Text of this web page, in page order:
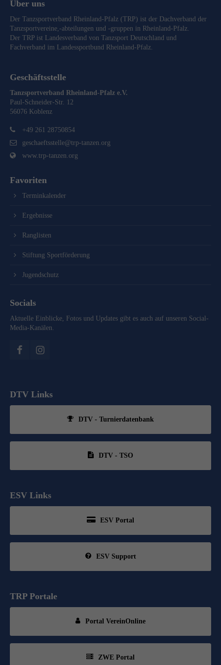
Über uns
Der Tanzsportverband Rheinland-Pfalz (TRP) ist der Dachverband der
Tanzsportvereine,-abteilungen und -gruppen in Rheinland-Pfalz.
Der TRP ist Landesverband von Tanzsport Deutschland und
Fachverband im Landessportbund Rheinland-Pfalz.
Geschäftsstelle
Tanzsportverband Rheinland-Pfalz e.V.
Paul-Schneider-Str. 12
56076 Koblenz
+49 261 28750854
geschaeftsstelle@trp-tanzen.org
www.trp-tanzen.org
Favoriten
Terminkalender
Ergebnisse
Ranglisten
Stiftung Sportförderung
Jugendschutz
Socials
Aktuelle Einblicke, Fotos und Updates gibt es auch auf unseren Social-
Media-Kanälen.
DTV Links
DTV - Turnierdatenbank
DTV - TSO
ESV Links
ESV Portal
ESV Support
TRP Portale
Portal VereinOnline
ZWE Portal